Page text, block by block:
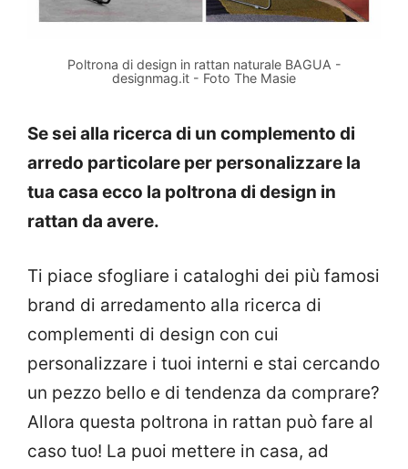
Poltrona di design in rattan naturale BAGUA -
designmag.it - Foto The Masie
Se sei alla ricerca di un complemento di
arredo particolare per personalizzare la
tua casa ecco la poltrona di design in
rattan da avere.
Ti piace sfogliare i cataloghi dei più famosi
brand di arredamento alla ricerca di
complementi di design con cui
personalizzare i tuoi interni e stai cercando
un pezzo bello e di tendenza da comprare?
Allora questa poltrona in rattan può fare al
caso tuo! La puoi mettere in casa, ad